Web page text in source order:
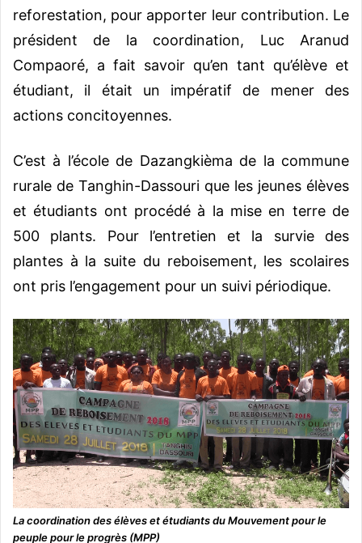
reforestation, pour apporter leur contribution. Le
président de la coordination, Luc Aranud
Compaoré, a fait savoir qu’en tant qu’élève et
étudiant, il était un impératif de mener des
actions concitoyennes.
C’est à l’école de Dazangkièma de la commune
rurale de Tanghin-Dassouri que les jeunes élèves
et étudiants ont procédé à la mise en terre de
500 plants. Pour l’entretien et la survie des
plantes à la suite du reboisement, les scolaires
ont pris l’engagement pour un suivi périodique.
La coordination des élèves et étudiants du Mouvement pour le
peuple pour le progrès (MPP)